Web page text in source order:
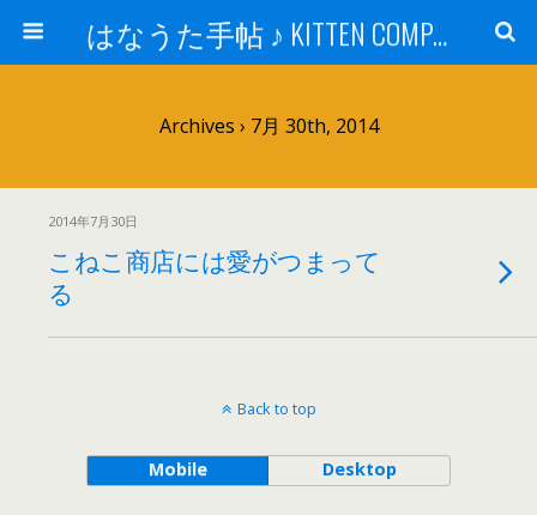
はなうた手帖 ♪ KITTEN COMPANY
Archives › 7月 30th, 2014
2014年7月30日
こねこ商店には愛がつまって
る
Back to top
Mobile Desktop